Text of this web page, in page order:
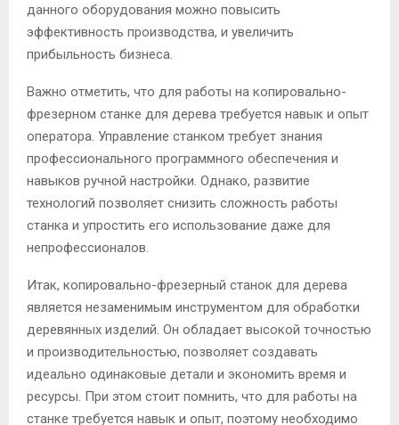
данного оборудования можно повысить
эффективность производства, и увеличить
прибыльность бизнеса.
Важно отметить, что для работы на копировально-
фрезерном станке для дерева требуется навык и опыт
оператора. Управление станком требует знания
профессионального программного обеспечения и
навыков ручной настройки. Однако, развитие
технологий позволяет снизить сложность работы
станка и упростить его использование даже для
непрофессионалов.
Итак, копировально-фрезерный станок для дерева
является незаменимым инструментом для обработки
деревянных изделий. Он обладает высокой точностью
и производительностью, позволяет создавать
идеально одинаковые детали и экономить время и
ресурсы. При этом стоит помнить, что для работы на
станке требуется навык и опыт, поэтому необходимо